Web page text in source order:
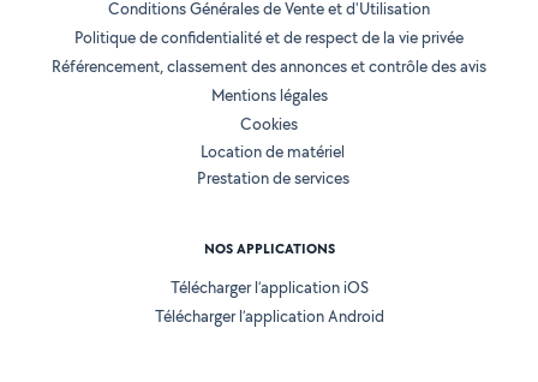
Conditions Générales de Vente et d'Utilisation
Politique de confidentialité et de respect de la vie privée
Référencement, classement des annonces et contrôle des avis
Mentions légales
Cookies
Location de matériel
Prestation de services
NOS APPLICATIONS
Télécharger l’application iOS
Télécharger l’application Android